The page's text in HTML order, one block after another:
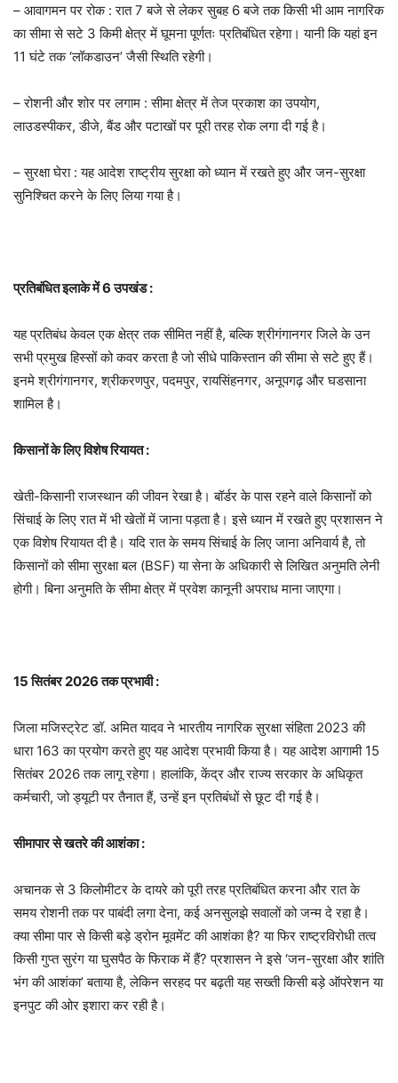
– आवागमन पर रोक : रात 7 बजे से लेकर सुबह 6 बजे तक किसी भी आम नागरिक
का सीमा से सटे 3 किमी क्षेत्र में घूमना पूर्णतः प्रतिबंधित रहेगा। यानी कि यहां इन
11 घंटे तक ‘लॉकडाउन’ जैसी स्थिति रहेगी।
– रोशनी और शोर पर लगाम : सीमा क्षेत्र में तेज प्रकाश का उपयोग,
लाउडस्पीकर, डीजे, बैंड और पटाखों पर पूरी तरह रोक लगा दी गई है।
– सुरक्षा घेरा : यह आदेश राष्ट्रीय सुरक्षा को ध्यान में रखते हुए और जन-सुरक्षा
सुनिश्चित करने के लिए लिया गया है।
प्रतिबंधित इलाके में 6 उपखंड :
यह प्रतिबंध केवल एक क्षेत्र तक सीमित नहीं है, बल्कि श्रीगंगानगर जिले के उन
सभी प्रमुख हिस्सों को कवर करता है जो सीधे पाकिस्तान की सीमा से सटे हुए हैं।
इनमे श्रीगंगानगर, श्रीकरणपुर, पदमपुर, रायसिंहनगर, अनूपगढ़ और घडसाना
शामिल है।
किसानों के लिए विशेष रियायत :
खेती-किसानी राजस्थान की जीवन रेखा है। बॉर्डर के पास रहने वाले किसानों को
सिंचाई के लिए रात में भी खेतों में जाना पड़ता है। इसे ध्यान में रखते हुए प्रशासन ने
एक विशेष रियायत दी है। यदि रात के समय सिंचाई के लिए जाना अनिवार्य है, तो
किसानों को सीमा सुरक्षा बल (BSF) या सेना के अधिकारी से लिखित अनुमति लेनी
होगी। बिना अनुमति के सीमा क्षेत्र में प्रवेश कानूनी अपराध माना जाएगा।
15 सितंबर 2026 तक प्रभावी :
जिला मजिस्ट्रेट डॉ. अमित यादव ने भारतीय नागरिक सुरक्षा संहिता 2023 की
धारा 163 का प्रयोग करते हुए यह आदेश प्रभावी किया है। यह आदेश आगामी 15
सितंबर 2026 तक लागू रहेगा। हालांकि, केंद्र और राज्य सरकार के अधिकृत
कर्मचारी, जो ड्यूटी पर तैनात हैं, उन्हें इन प्रतिबंधों से छूट दी गई है।
सीमापार से खतरे की आशंका :
अचानक से 3 किलोमीटर के दायरे को पूरी तरह प्रतिबंधित करना और रात के
समय रोशनी तक पर पाबंदी लगा देना, कई अनसुलझे सवालों को जन्म दे रहा है।
क्या सीमा पार से किसी बड़े ड्रोन मूवमेंट की आशंका है? या फिर राष्ट्रविरोधी तत्व
किसी गुप्त सुरंग या घुसपैठ के फिराक में हैं? प्रशासन ने इसे ‘जन-सुरक्षा और शांति
भंग की आशंका’ बताया है, लेकिन सरहद पर बढ़ती यह सख्ती किसी बड़े ऑपरेशन या
इनपुट की ओर इशारा कर रही है।